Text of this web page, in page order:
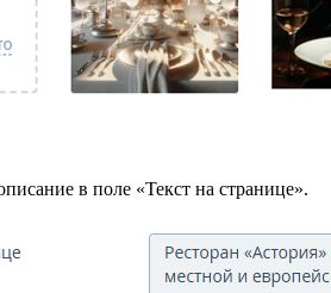
в поле «Текст на странице».